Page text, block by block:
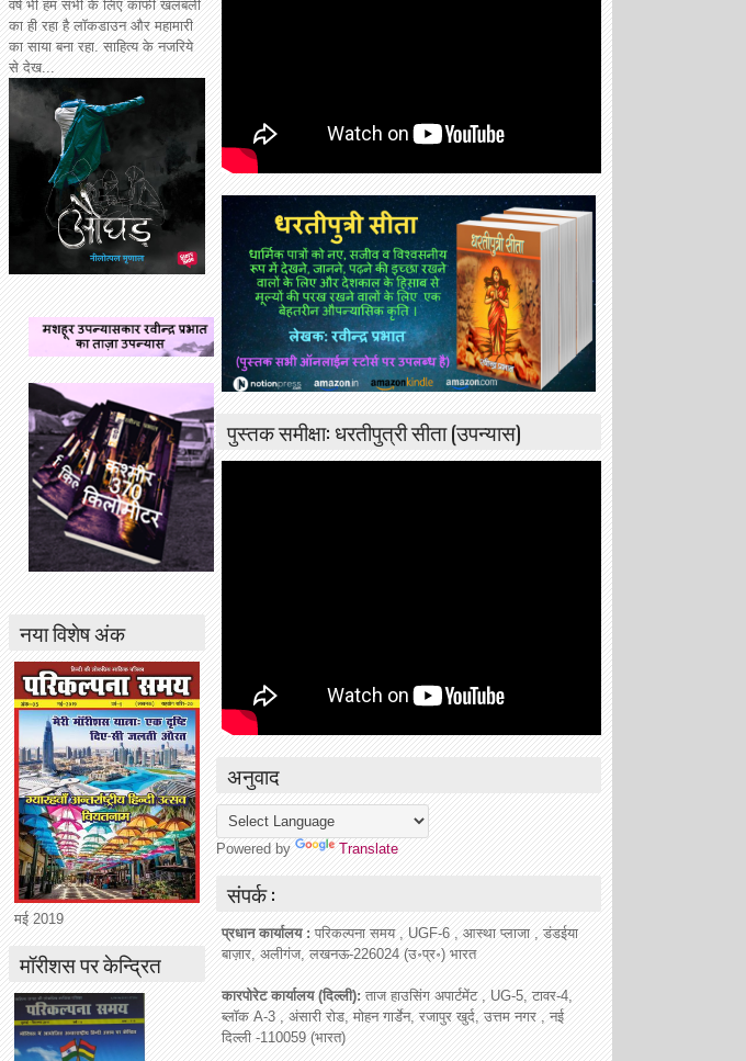
पुस्तक समीक्षा: धरतीपुत्री सीता (उपन्यास)
अनुवाद
Powered by Translate
संपर्क :
प्रधान कार्यालय :परिकल्पना समय , UGF-6 , आस्था प्लाजा , डंडईया
बाज़ार, अलीगंज, लखनऊ-226024 (उ॰प्र॰) भारत
कारपोरेट कार्यालय (दिल्ली):ताज हाउसिंग अपार्टमेंट , UG-5, टावर-4,
ब्लॉक A-3 , अंसारी रोड, मोहन गार्डेन, रजापुर खुर्द, उत्तम नगर , नई
दिल्ली -110059 (भारत)
वर्ष भी हम सभी के लिए काफी खलबली
का ही रहा है लॉकडाउन और महामारी
का साया बना रहा. साहित्य के नजरिये
से देख...
नया विशेष अंक
मई 2019
मॉरीशस पर केन्द्रित